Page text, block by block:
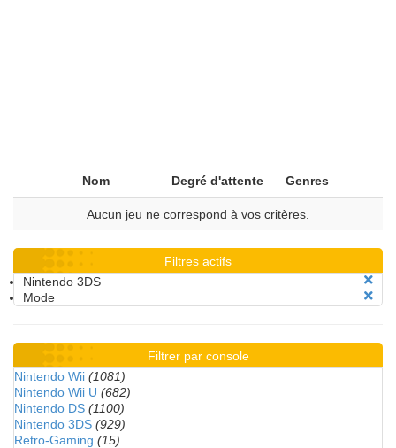
Nom Degré d'attente Genres
Aucun jeu ne correspond à vos critères.
Filtres actifs
Nintendo 3DS
Mode
Filtrer par console
Nintendo Wii (1081)
Nintendo Wii U (682)
Nintendo DS (1100)
Nintendo 3DS (929)
Retro-Gaming (15)